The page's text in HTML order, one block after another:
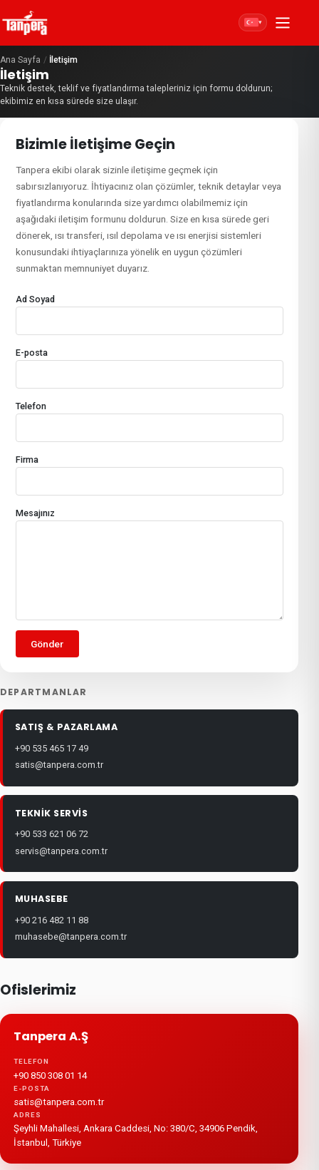
▾
Ana Sayfa / İletişim
İletişim
Teknik destek, teklif ve fiyatlandırma talepleriniz için formu doldurun;
ekibimiz en kısa sürede size ulaşır.
DEPARTMANLAR
SATIŞ & PAZARLAMA
+90 535 465 17 49
satis@tanpera.com.tr
TEKNIK SERVIS
+90 533 621 06 72
servis@tanpera.com.tr
MUHASEBE
+90 216 482 11 88
muhasebe@tanpera.com.tr
Bizimle İletişime Geçin
Tanpera ekibi olarak sizinle iletişime geçmek için
sabırsızlanıyoruz. İhtiyacınız olan çözümler, teknik detaylar veya
fiyatlandırma konularında size yardımcı olabilmemiz için
aşağıdaki iletişim formunu doldurun. Size en kısa sürede geri
dönerek, ısı transferi, ısıl depolama ve ısı enerjisi sistemleri
konusundaki ihtiyaçlarınıza yönelik en uygun çözümleri
sunmaktan memnuniyet duyarız.
Ad Soyad
E-posta
Telefon
Firma
Mesajınız
Gönder
Ofislerimiz
Tanpera A.Ş
TELEFON
+90 850 308 01 14
E-POSTA
satis@tanpera.com.tr
ADRES
Şeyhli Mahallesi, Ankara Caddesi, No: 380/C, 34906 Pendik,
İstanbul, Türkiye